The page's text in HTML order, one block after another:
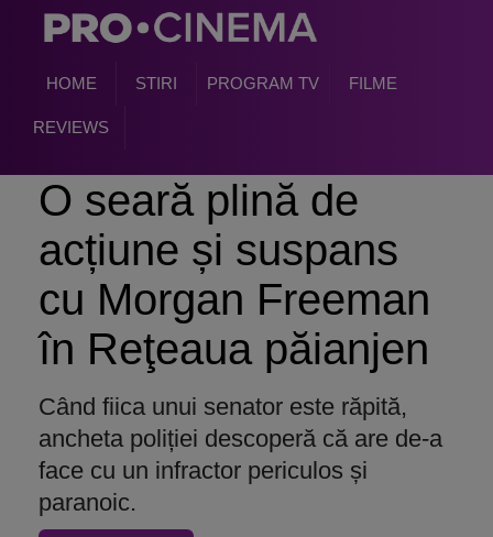
HOME STIRI PROGRAM TV FILME
REVIEWS
O seară plină de
acțiune și suspans
cu Morgan Freeman
în Reţeaua păianjen
Când fiica unui senator este răpită,
ancheta poliției descoperă că are de-a
face cu un infractor periculos și
paranoic.